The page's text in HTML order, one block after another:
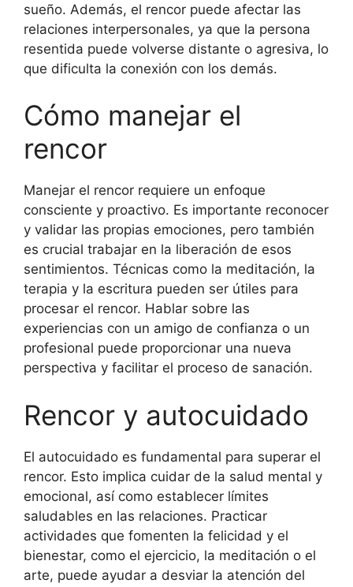
sueño. Además, el rencor puede afectar las
relaciones interpersonales, ya que la persona
resentida puede volverse distante o agresiva, lo
que dificulta la conexión con los demás.
Cómo manejar el
rencor
Manejar el rencor requiere un enfoque
consciente y proactivo. Es importante reconocer
y validar las propias emociones, pero también
es crucial trabajar en la liberación de esos
sentimientos. Técnicas como la meditación, la
terapia y la escritura pueden ser útiles para
procesar el rencor. Hablar sobre las
experiencias con un amigo de confianza o un
profesional puede proporcionar una nueva
perspectiva y facilitar el proceso de sanación.
Rencor y autocuidado
El autocuidado es fundamental para superar el
rencor. Esto implica cuidar de la salud mental y
emocional, así como establecer límites
saludables en las relaciones. Practicar
actividades que fomenten la felicidad y el
bienestar, como el ejercicio, la meditación o el
arte, puede ayudar a desviar la atención del